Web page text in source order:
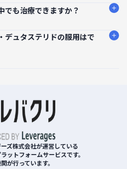
でも治療できますか？
デュタステリドの服用はで
ズ株式会社が運営している
ットフォームサービスです。
が行っています。